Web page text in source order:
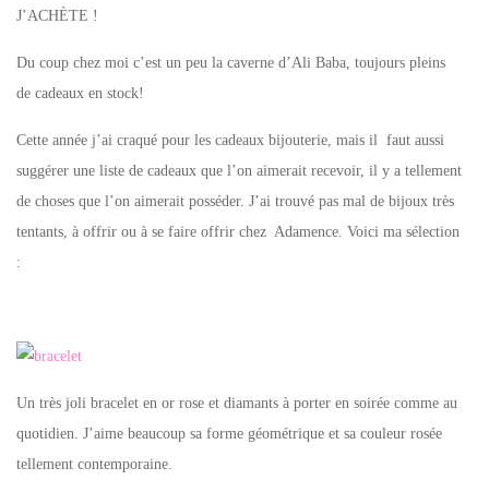
J’ACHÈTE !
Du coup chez moi c’est un peu la caverne d’Ali Baba, toujours pleins
de cadeaux en stock!
Cette année j’ai craqué pour les cadeaux bijouterie, mais il faut aussi
suggérer une liste de cadeaux que l’on aimerait recevoir, il y a tellement
de choses que l’on aimerait posséder. J’ai trouvé pas mal de bijoux très
tentants, à offrir ou à se faire offrir chez Adamence. Voici ma sélection
:
Un très joli bracelet en or rose et diamants à porter en soirée comme au
quotidien. J’aime beaucoup sa forme géométrique et sa couleur rosée
tellement contemporaine.